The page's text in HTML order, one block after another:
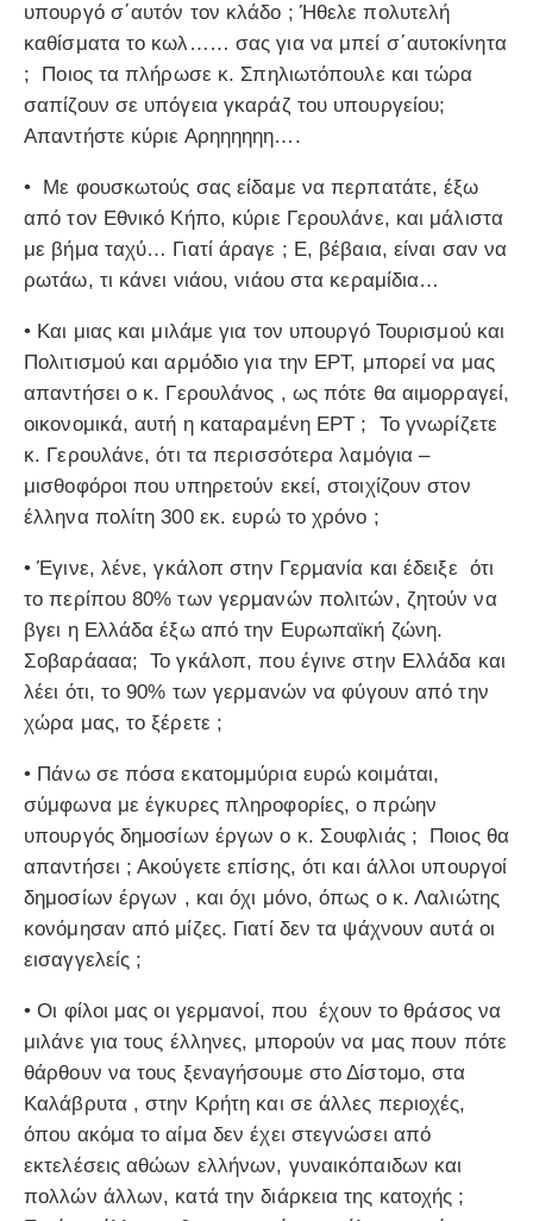
υπουργό σ΄αυτόν τον κλάδο ; Ήθελε πολυτελή
καθίσματα το κωλ…… σας για να μπεί σ΄αυτοκίνητα
; Ποιος τα πλήρωσε κ. Σπηλιωτόπουλε και τώρα
σαπίζουν σε υπόγεια γκαράζ του υπουργείου;
Απαντήστε κύριε Αρηηηηηη….
• Με φουσκωτούς σας είδαμε να περπατάτε, έξω
από τον Εθνικό Κήπο, κύριε Γερουλάνε, και μάλιστα
με βήμα ταχύ… Γιατί άραγε ; Ε, βέβαια, είναι σαν να
ρωτάω, τι κάνει νιάου, νιάου στα κεραμίδια…
• Και μιας και μιλάμε για τον υπουργό Τουρισμού και
Πολιτισμού και αρμόδιο για την ΕΡΤ, μπορεί να μας
απαντήσει ο κ. Γερουλάνος , ως πότε θα αιμορραγεί,
οικονομικά, αυτή η καταραμένη ΕΡΤ ; Το γνωρίζετε
κ. Γερουλάνε, ότι τα περισσότερα λαμόγια –
μισθοφόροι που υπηρετούν εκεί, στοιχίζουν στον
έλληνα πολίτη 300 εκ. ευρώ το χρόνο ;
• Έγινε, λένε, γκάλοπ στην Γερμανία και έδειξε ότι
το περίπου 80% των γερμανών πολιτών, ζητούν να
βγει η Ελλάδα έξω από την Ευρωπαϊκή ζώνη.
Σοβαράααα; Το γκάλοπ, που έγινε στην Ελλάδα και
λέει ότι, το 90% των γερμανών να φύγουν από την
χώρα μας, το ξέρετε ;
• Πάνω σε πόσα εκατομμύρια ευρώ κοιμάται,
σύμφωνα με έγκυρες πληροφορίες, ο πρώην
υπουργός δημοσίων έργων ο κ. Σουφλιάς ; Ποιος θα
απαντήσει ; Ακούγετε επίσης, ότι και άλλοι υπουργοί
δημοσίων έργων , και όχι μόνο, όπως ο κ. Λαλιώτης
κονόμησαν από μίζες. Γιατί δεν τα ψάχνουν αυτά οι
εισαγγελείς ;
• Οι φίλοι μας οι γερμανοί, που έχουν το θράσος να
μιλάνε για τους έλληνες, μπορούν να μας πουν πότε
θάρθουν να τους ξεναγήσουμε στο Δίστομο, στα
Καλάβρυτα , στην Κρήτη και σε άλλες περιοχές,
όπου ακόμα το αίμα δεν έχει στεγνώσει από
εκτελέσεις αθώων ελλήνων, γυναικόπαιδων και
πολλών άλλων, κατά την διάρκεια της κατοχής ;